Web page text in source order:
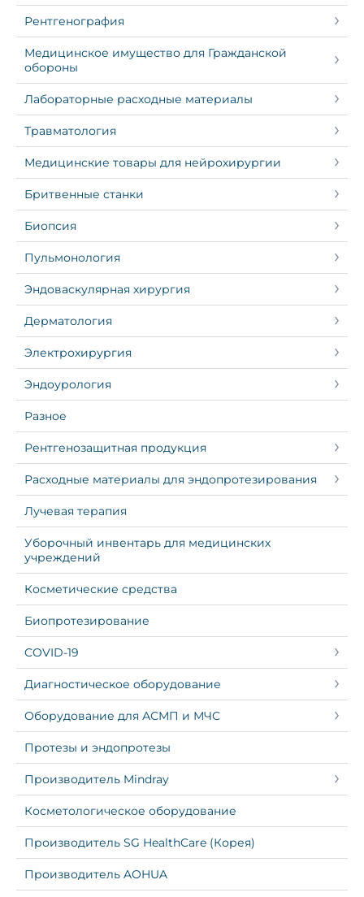
Рентгенография
Медицинское имущество для Гражданской
обороны
Лабораторные расходные материалы
Травматология
Медицинские товары для нейрохирургии
Бритвенные станки
Биопсия
Пульмонология
Эндоваскулярная хирургия
Дерматология
Электрохирургия
Эндоурология
Разное
Рентгенозащитная продукция
Расходные материалы для эндопротезирования
Лучевая терапия
Уборочный инвентарь для медицинских
учреждений
Косметические средства
Биопротезирование
COVID-19
Диагностическое оборудование
Оборудование для АСМП и МЧС
Протезы и эндопротезы
Производитель Mindray
Косметологическое оборудование
Производитель SG HealthCare (Корея)
Производитель AOHUA